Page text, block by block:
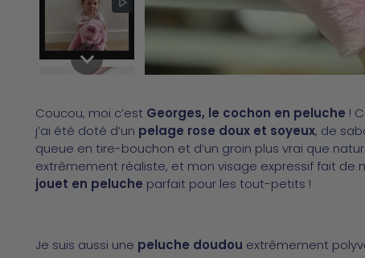
Coucou, moi c’est Georges, le cochon en peluche !
j’ai été doté d’un pelage rose doux et soyeux, de
queue en tire-bouchon et d’un groin plus vrai que
extrêmement réaliste, et mon visage expressif fait de
jouet en peluche parfait pour les tout-petits !
Je suis aussi une peluche doudou extrêmement